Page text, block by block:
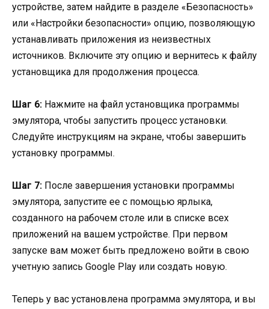
устройстве, затем найдите в разделе «Безопасность»
или «Настройки безопасности» опцию, позволяющую
устанавливать приложения из неизвестных
источников. Включите эту опцию и вернитесь к файлу
установщика для продолжения процесса.
Шаг 6: Нажмите на файл установщика программы
эмулятора, чтобы запустить процесс установки.
Следуйте инструкциям на экране, чтобы завершить
установку программы.
Шаг 7: После завершения установки программы
эмулятора, запустите ее с помощью ярлыка,
созданного на рабочем столе или в списке всех
приложений на вашем устройстве. При первом
запуске вам может быть предложено войти в свою
учетную запись Google Play или создать новую.
Теперь у вас установлена программа эмулятора, и вы